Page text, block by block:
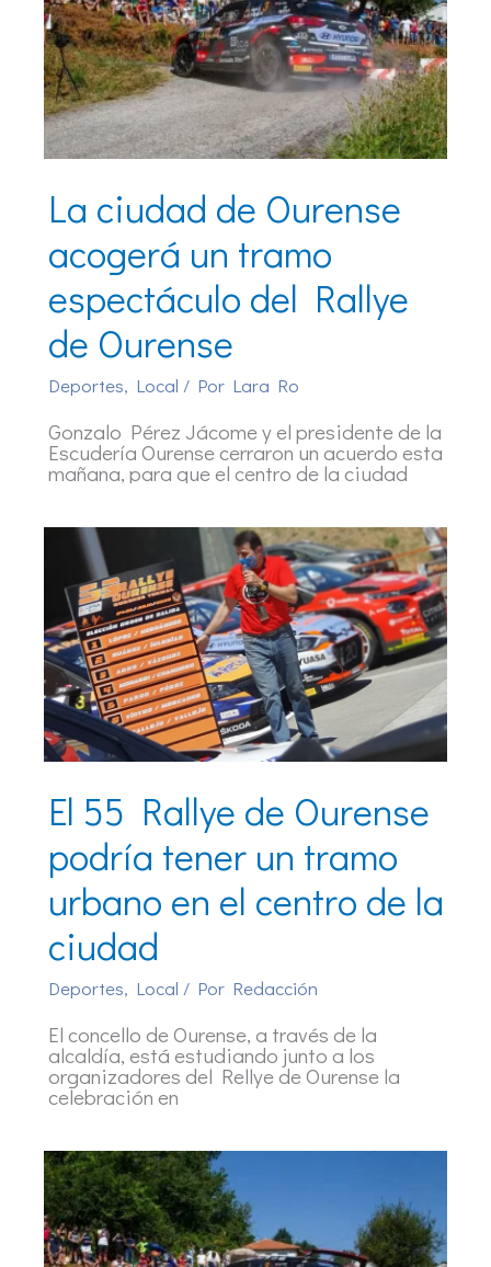
La ciudad de Ourense
acogerá un tramo
espectáculo del Rallye
de Ourense
Deportes, Local / Por Lara Ro
Gonzalo Pérez Jácome y el presidente de la
Escudería Ourense cerraron un acuerdo esta
mañana, para que el centro de la ciudad
El 55 Rallye de Ourense
podría tener un tramo
urbano en el centro de la
ciudad
Deportes, Local / Por Redacción
El concello de Ourense, a través de la
alcaldía, está estudiando junto a los
organizadores del Rellye de Ourense la
celebración en